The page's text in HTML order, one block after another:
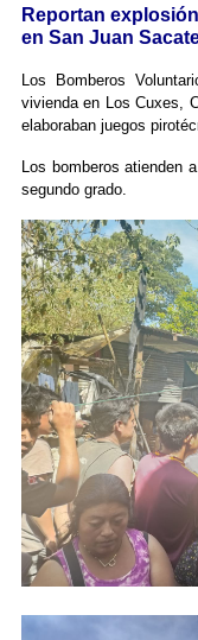
Reportan
en San Juan
Los Bomberos
vivienda en Los Cuxes,
elaboraban juegos
Los bomberos atienden
segundo grado.